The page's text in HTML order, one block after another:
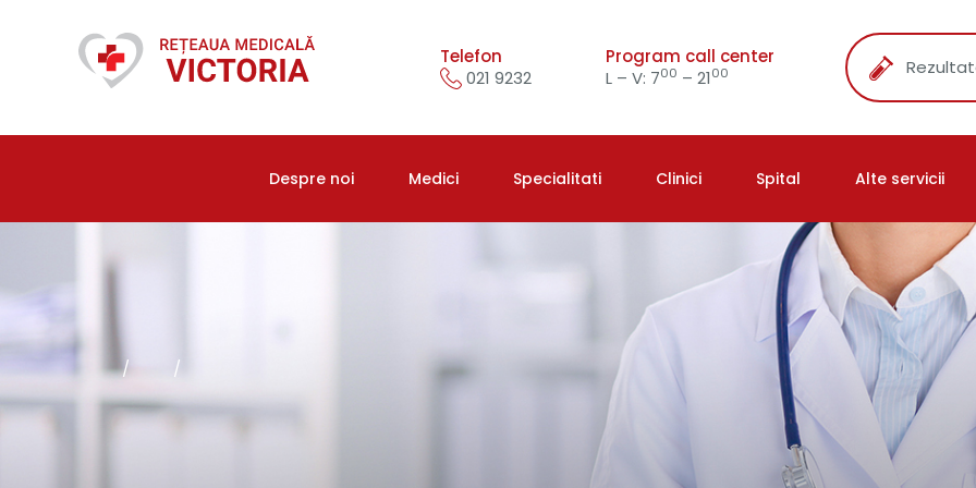
Telefon
021 9232
Program call center
L – V: 700 – 2100
Despre noi Medici Specialitati Clinici Spital Alte servicii